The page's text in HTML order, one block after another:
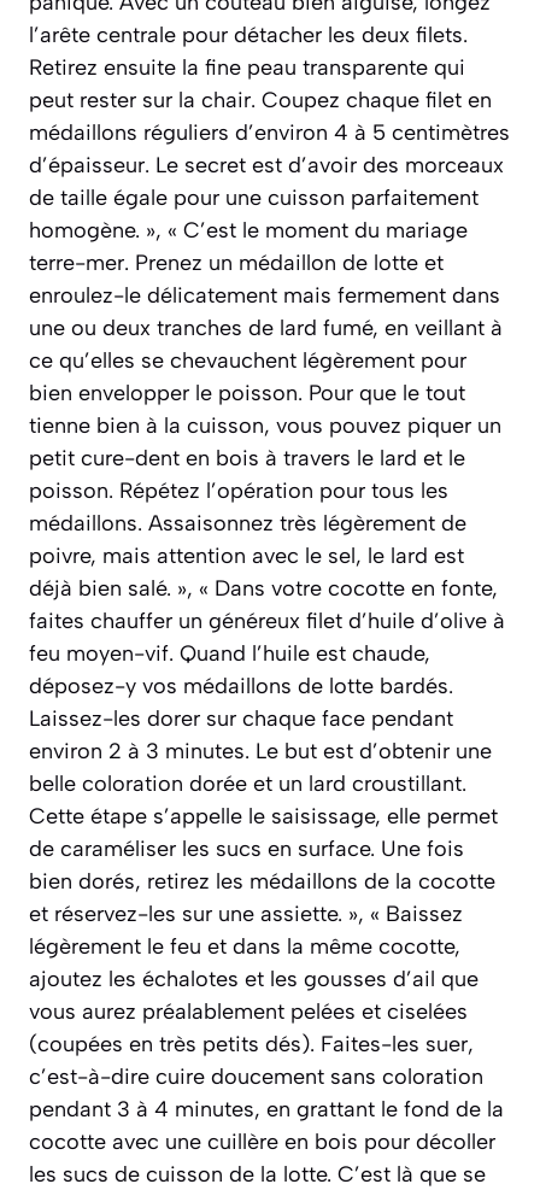
l’arête centrale pour détacher les deux filets.
Retirez ensuite la fine peau transparente qui
peut rester sur la chair. Coupez chaque filet en
médaillons réguliers d’environ 4 à 5 centimètres
d’épaisseur. Le secret est d’avoir des morceaux
de taille égale pour une cuisson parfaitement
homogène. », « C’est le moment du mariage
terre-mer. Prenez un médaillon de lotte et
enroulez-le délicatement mais fermement dans
une ou deux tranches de lard fumé, en veillant à
ce qu’elles se chevauchent légèrement pour
bien envelopper le poisson. Pour que le tout
tienne bien à la cuisson, vous pouvez piquer un
petit cure-dent en bois à travers le lard et le
poisson. Répétez l’opération pour tous les
médaillons. Assaisonnez très légèrement de
poivre, mais attention avec le sel, le lard est
déjà bien salé. », « Dans votre cocotte en fonte,
faites chauffer un généreux filet d’huile d’olive à
feu moyen-vif. Quand l’huile est chaude,
déposez-y vos médaillons de lotte bardés.
Laissez-les dorer sur chaque face pendant
environ 2 à 3 minutes. Le but est d’obtenir une
belle coloration dorée et un lard croustillant.
Cette étape s’appelle le saisissage, elle permet
de caraméliser les sucs en surface. Une fois
bien dorés, retirez les médaillons de la cocotte
et réservez-les sur une assiette. », « Baissez
légèrement le feu et dans la même cocotte,
ajoutez les échalotes et les gousses d’ail que
vous aurez préalablement pelées et ciselées
(coupées en très petits dés). Faites-les suer,
c’est-à-dire cuire doucement sans coloration
pendant 3 à 4 minutes, en grattant le fond de la
cocotte avec une cuillère en bois pour décoller
les sucs de cuisson de la lotte. C’est là que se